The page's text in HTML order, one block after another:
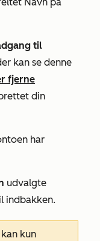
Navn på
til
kan se denne
fjerne
din
har
udvalgte
indbakken.
kun